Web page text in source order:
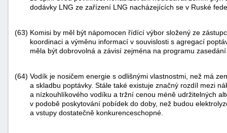
dodávky LNG ze zařízení LNG nacházejících se v Ruské
(63) Komisi by měl být nápomocen řídící výbor složený ze
koordinaci a výměnu informací v souvislosti s agregací
měla být dobrovolná a závisí zejména na programu
(64) Vodík je nosičem energie s odlišnými vlastnostmi, než má
a skladbu poptávky. Stále také existuje značný rozdíl mezi
a nízkouhlíkového vodíku a tržní cenou méně udržitelných
v podobě poskytování pobídek do doby, než budou
a vstupy dostatečně konkurenceschopné.